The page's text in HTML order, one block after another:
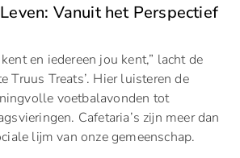
Vanuit het Perspectief
en iedereen jou kent,” lacht de
Truus Treats’. Hier luisteren de
voetbalavonden tot
Cafetaria’s zijn meer dan
lijm van onze gemeenschap.